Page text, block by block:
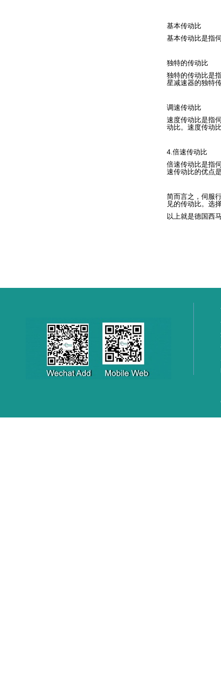
基本传动比
基本传动比是指
独特的传动比
独特的传动比是
星减速器的独特
调速传动比
速度传动比是指
动比。速度传动
4.倍速传动比
倍速传动比是指
速传动比的优点
简而言之，伺服
见的传动比。选
以上就是德国西